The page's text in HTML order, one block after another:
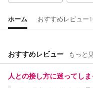
ホーム おすすめレビュー
おすすめレビュー もっと
人との接し方に迷ってし